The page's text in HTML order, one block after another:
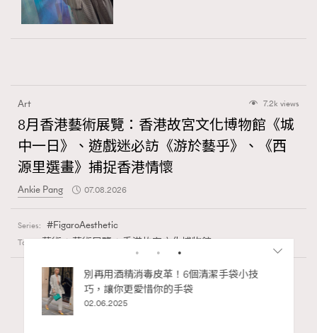
Art 7.2k views
8月香港藝術展覽：香港故宮文化博物館《城
中一日》、遊戲迷必訪《游於藝乎》、《西
源里選畫》捕捉香港情懷
Ankie Pang 07.08.2026
Series: FigaroAesthetic
Tags: 藝術 藝術展覽 香港故宮文化博物館